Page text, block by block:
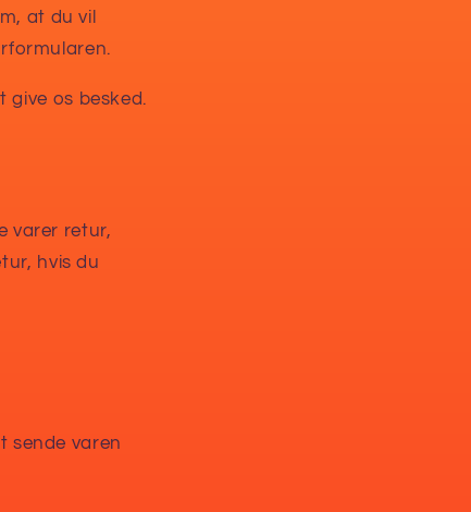
at du vil
os besked.
varer retur,
hvis du
sende varen